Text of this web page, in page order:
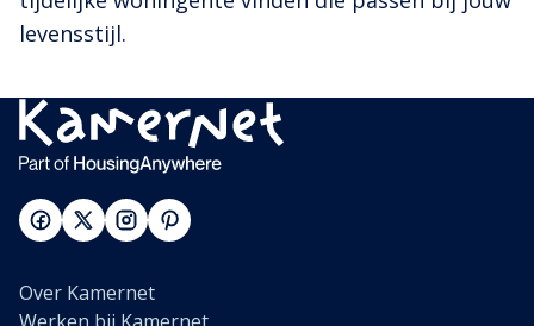
levensstijl.
Over Kamernet